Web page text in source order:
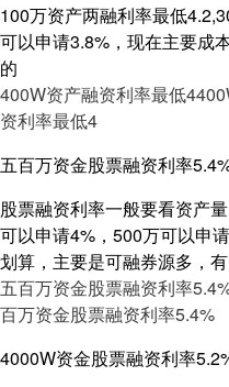
100万资产两融利率最低
可以申请3.8%，现在主要成
的
400W资产融资利率最低4
资利率最低4
五百万资金股票融资利率
股票融资利率一般要看资产
可以申请4%，500万可以申
划算，主要是可融券源多，
五百万资金股票融资利率
百万资金股票融资利率5.4%
4000W资金股票融资利率